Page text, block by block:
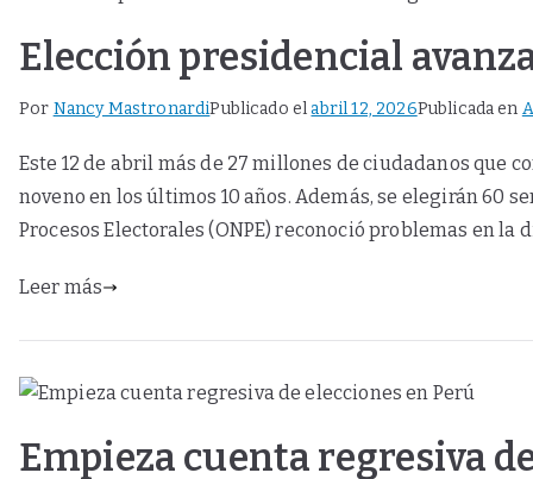
Elección presidencial
Por Nancy MastronardiPublicado elabril 12, 2026Publicada en
Este 12 de abril más de 27 millones de ciudadanos que
noveno en los últimos 10 años. Además, se elegirán 60
Procesos Electorales (ONPE) reconoció problemas en
Leer más
Empieza cuenta regresiva